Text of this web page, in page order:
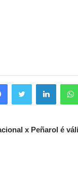
FacebookTwitter
x Peñarol é